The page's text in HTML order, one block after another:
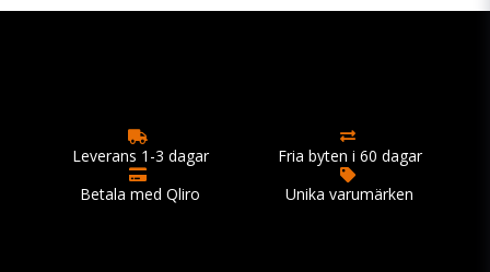
Leverans 1-3 dagar
Fria byten i 60 dagar
Betala med Qliro
Unika varumärken